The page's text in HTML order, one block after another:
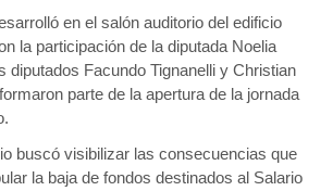
en el salón auditorio del edificio
la participación de la diputada Noelia
diputados Facundo Tignanelli y Christian
parte de la apertura de la jornada
buscó visibilizar las consecuencias que
la baja de fondos destinados al Salario